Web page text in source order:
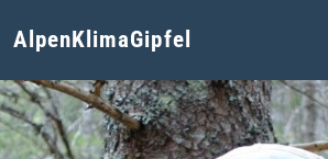
AlpenKlimaGipfel